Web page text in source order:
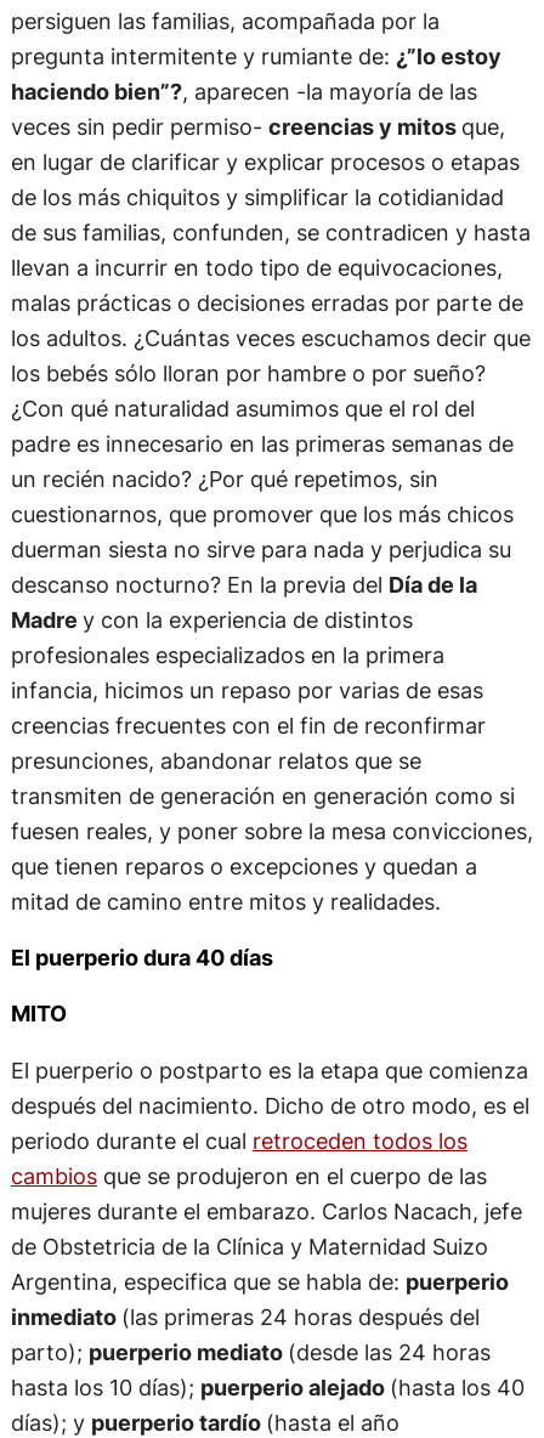
persiguen las familias, acompañada por la
pregunta intermitente y rumiante de: ¿”lo estoy
haciendo bien”?, aparecen -la mayoría de las
veces sin pedir permiso- creencias y mitos que,
en lugar de clarificar y explicar procesos o etapas
de los más chiquitos y simplificar la cotidianidad
de sus familias, confunden, se contradicen y hasta
llevan a incurrir en todo tipo de equivocaciones,
malas prácticas o decisiones erradas por parte de
los adultos. ¿Cuántas veces escuchamos decir que
los bebés sólo lloran por hambre o por sueño?
¿Con qué naturalidad asumimos que el rol del
padre es innecesario en las primeras semanas de
un recién nacido? ¿Por qué repetimos, sin
cuestionarnos, que promover que los más chicos
duerman siesta no sirve para nada y perjudica su
descanso nocturno? En la previa del Día de la
Madre y con la experiencia de distintos
profesionales especializados en la primera
infancia, hicimos un repaso por varias de esas
creencias frecuentes con el fin de reconfirmar
presunciones, abandonar relatos que se
transmiten de generación en generación como si
fuesen reales, y poner sobre la mesa convicciones,
que tienen reparos o excepciones y quedan a
mitad de camino entre mitos y realidades.
El puerperio dura 40 días
MITO
El puerperio o postparto es la etapa que comienza
después del nacimiento. Dicho de otro modo, es el
periodo durante el cual retroceden todos los
cambiosque se produjeron en el cuerpo de las
mujeres durante el embarazo. Carlos Nacach, jefe
de Obstetricia de la Clínica y Maternidad Suizo
Argentina, especifica que se habla de: puerperio
inmediato (las primeras 24 horas después del
parto); puerperio mediato (desde las 24 horas
hasta los 10 días); puerperio alejado (hasta los 40
días); y puerperio tardío (hasta el año